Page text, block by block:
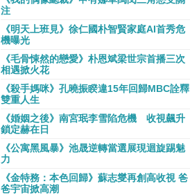
注
《明天上班見》徐仁國朴智賢家庭AI首秀危
機曝光
《毛骨悚然的戀愛》朴恩斌梁世宗首播三次
相遇掀火花
《殺手媽咪》孔曉振睽違15年回歸MBC詮釋
雙重人生
《婚姻之後》南宮珉李雪陷危機 收視飆升
鎖定赫在日
《公寓黑風暴》池晟逆轉當選展現迴旋踢魅
力
《金特務：本色回歸》蘇志燮再創高收視 爸
爸宇宙掀高潮